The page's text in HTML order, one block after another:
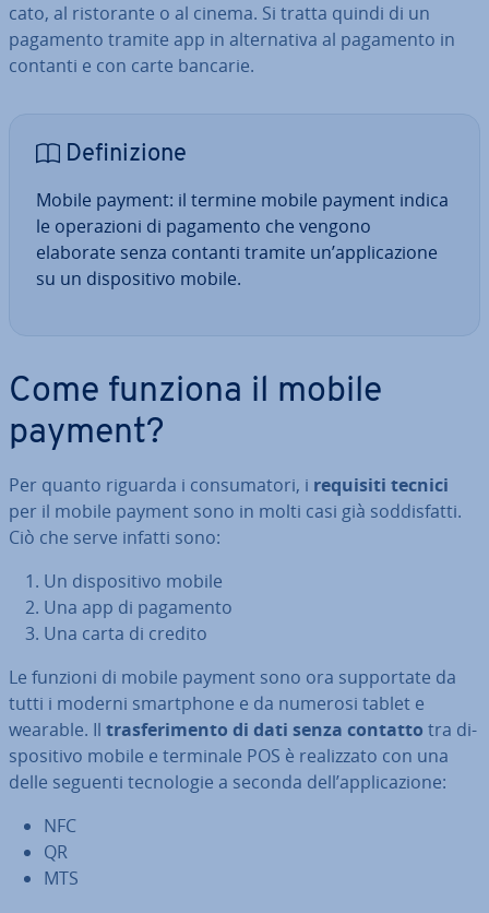
ca­to, al ri­sto­ran­te o al cinema. Si tratta quindi di un
pagamento tramite app in al­ter­na­ti­va al pagamento in
contanti e con carte bancarie.
De­fi­ni­zio­ne
Mobile payment: il termine mobile payment indica
le ope­ra­zio­ni di pagamento che vengono
elaborate senza contanti tramite un’ap­pli­ca­zio­ne
su un di­spo­si­ti­vo mobile.
Come funziona il mobile
payment?
Per quanto riguarda i con­su­ma­to­ri, i requisiti tecnici
per il mobile payment sono in molti casi già sod­di­sfat­ti.
Ciò che serve infatti sono:
Un di­spo­si­ti­vo mobile
Una app di pagamento
Una carta di credito
Le funzioni di mobile payment sono ora sup­por­ta­te da
tutti i moderni smart­pho­ne e da numerosi tablet e
wearable. Il tra­sfe­ri­men­to di dati senza contatto tra di­
spo­si­ti­vo mobile e terminale POS è rea­liz­za­to con una
delle seguenti tec­no­lo­gie a seconda dell’ap­pli­ca­zio­ne:
NFC
QR
MTS